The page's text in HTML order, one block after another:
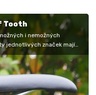
Tooth
i nemožných
jednotlivých značek mají